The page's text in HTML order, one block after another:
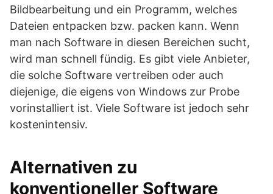
Bildbearbeitung und ein Programm, welches
Dateien entpacken bzw. packen kann. Wenn
man nach Software in diesen Bereichen sucht,
wird man schnell fündig. Es gibt viele Anbieter,
die solche Software vertreiben oder auch
diejenige, die eigens von Windows zur Probe
vorinstalliert ist. Viele Software ist jedoch sehr
kostenintensiv.
Alternativen zu
konventioneller Software